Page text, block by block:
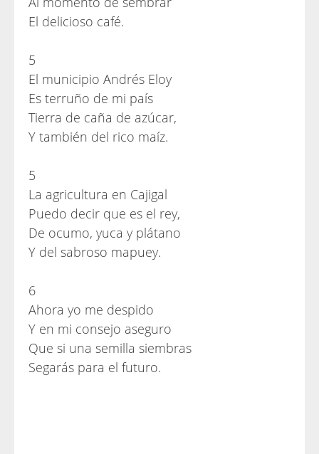
El delicioso café.
5
El municipio Andrés Eloy
Es terruño de mi país
Tierra de caña de azúcar,
Y también del rico maíz.
5
La agricultura en Cajigal
Puedo decir que es el rey,
De ocumo, yuca y plátano
Y del sabroso mapuey.
6
Ahora yo me despido
Y en mi consejo aseguro
Que si una semilla siembras
Segarás para el futuro.